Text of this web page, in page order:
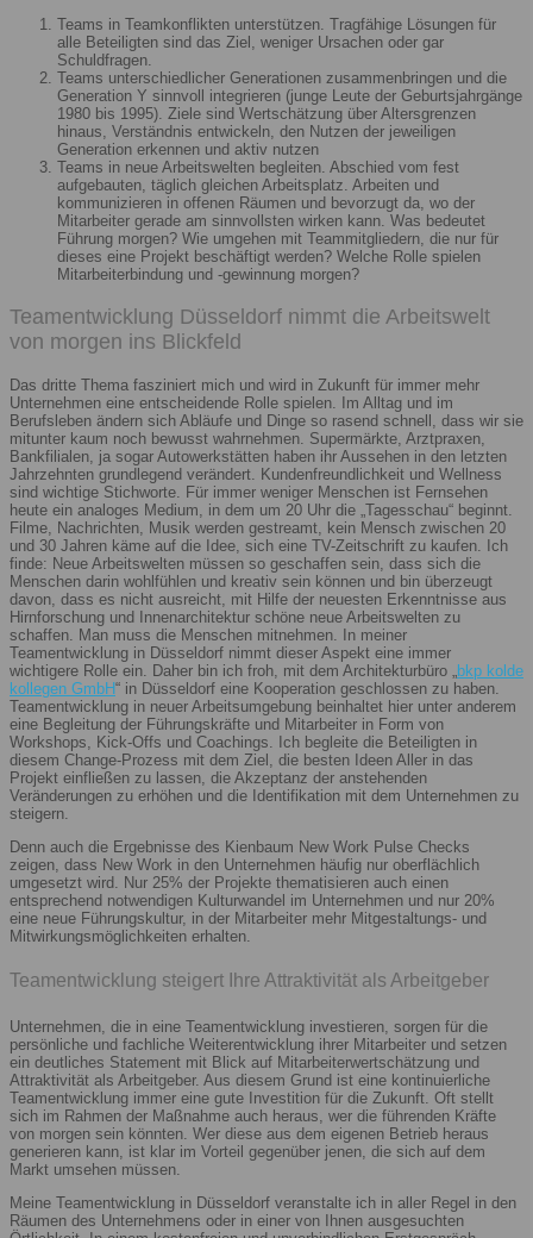
Teams in Teamkonflikten unterstützen. Tragfähige Lösungen für
alle Beteiligten sind das Ziel, weniger Ursachen oder gar
Schuldfragen.
Teams unterschiedlicher Generationen zusammenbringen und die
Generation Y sinnvoll integrieren (junge Leute der Geburtsjahrgänge
1980 bis 1995). Ziele sind Wertschätzung über Altersgrenzen
hinaus, Verständnis entwickeln, den Nutzen der jeweiligen
Generation erkennen und aktiv nutzen
Teams in neue Arbeitswelten begleiten. Abschied vom fest
aufgebauten, täglich gleichen Arbeitsplatz. Arbeiten und
kommunizieren in offenen Räumen und bevorzugt da, wo der
Mitarbeiter gerade am sinnvollsten wirken kann. Was bedeutet
Führung morgen? Wie umgehen mit Teammitgliedern, die nur für
dieses eine Projekt beschäftigt werden? Welche Rolle spielen
Mitarbeiterbindung und -gewinnung morgen?
Teamentwicklung Düsseldorf nimmt die Arbeitswelt
von morgen ins Blickfeld
Das dritte Thema fasziniert mich und wird in Zukunft für immer mehr
Unternehmen eine entscheidende Rolle spielen. Im Alltag und im
Berufsleben ändern sich Abläufe und Dinge so rasend schnell, dass wir sie
mitunter kaum noch bewusst wahrnehmen. Supermärkte, Arztpraxen,
Bankfilialen, ja sogar Autowerkstätten haben ihr Aussehen in den letzten
Jahrzehnten grundlegend verändert. Kundenfreundlichkeit und Wellness
sind wichtige Stichworte. Für immer weniger Menschen ist Fernsehen
heute ein analoges Medium, in dem um 20 Uhr die „Tagesschau“ beginnt.
Filme, Nachrichten, Musik werden gestreamt, kein Mensch zwischen 20
und 30 Jahren käme auf die Idee, sich eine TV-Zeitschrift zu kaufen. Ich
finde: Neue Arbeitswelten müssen so geschaffen sein, dass sich die
Menschen darin wohlfühlen und kreativ sein können und bin überzeugt
davon, dass es nicht ausreicht, mit Hilfe der neuesten Erkenntnisse aus
Hirnforschung und Innenarchitektur schöne neue Arbeitswelten zu
schaffen. Man muss die Menschen mitnehmen. In meiner
Teamentwicklung in Düsseldorf nimmt dieser Aspekt eine immer
wichtigere Rolle ein. Daher bin ich froh, mit dem Architekturbüro „bkp kolde
kollegen GmbH“ in Düsseldorf eine Kooperation geschlossen zu haben.
Teamentwicklung in neuer Arbeitsumgebung beinhaltet hier unter anderem
eine Begleitung der Führungskräfte und Mitarbeiter in Form von
Workshops, Kick-Offs und Coachings. Ich begleite die Beteiligten in
diesem Change-Prozess mit dem Ziel, die besten Ideen Aller in das
Projekt einfließen zu lassen, die Akzeptanz der anstehenden
Veränderungen zu erhöhen und die Identifikation mit dem Unternehmen zu
steigern.
Denn auch die Ergebnisse des Kienbaum New Work Pulse Checks
zeigen, dass New Work in den Unternehmen häufig nur oberflächlich
umgesetzt wird. Nur 25% der Projekte thematisieren auch einen
entsprechend notwendigen Kulturwandel im Unternehmen und nur 20%
eine neue Führungskultur, in der Mitarbeiter mehr Mitgestaltungs- und
Mitwirkungsmöglichkeiten erhalten.
Teamentwicklung steigert Ihre Attraktivität als Arbeitgeber
Unternehmen, die in eine Teamentwicklung investieren, sorgen für die
persönliche und fachliche Weiterentwicklung ihrer Mitarbeiter und setzen
ein deutliches Statement mit Blick auf Mitarbeiterwertschätzung und
Attraktivität als Arbeitgeber. Aus diesem Grund ist eine kontinuierliche
Teamentwicklung immer eine gute Investition für die Zukunft. Oft stellt
sich im Rahmen der Maßnahme auch heraus, wer die führenden Kräfte
von morgen sein könnten. Wer diese aus dem eigenen Betrieb heraus
generieren kann, ist klar im Vorteil gegenüber jenen, die sich auf dem
Markt umsehen müssen.
Meine Teamentwicklung in Düsseldorf veranstalte ich in aller Regel in den
Räumen des Unternehmens oder in einer von Ihnen ausgesuchten